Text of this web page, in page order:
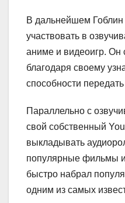
В дальнейшем Гоблин
участвовать в
аниме и видеоигр. Он
благодаря своему
способности
Параллельно с
свой собственный
выкладывать
популярные фильмы
быстро набрал
одним из самых